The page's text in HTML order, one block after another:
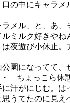
の中にキャラメ
メル、と、あ、
ミルク好きやね
夜遊び小休止。
園になってて、
ちょっこら休
に汗がにじむ。は
うてたのに見え